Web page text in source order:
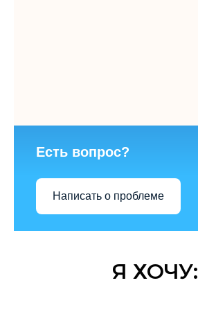
Есть вопрос?
Написать о проблеме
Я ХОЧУ: